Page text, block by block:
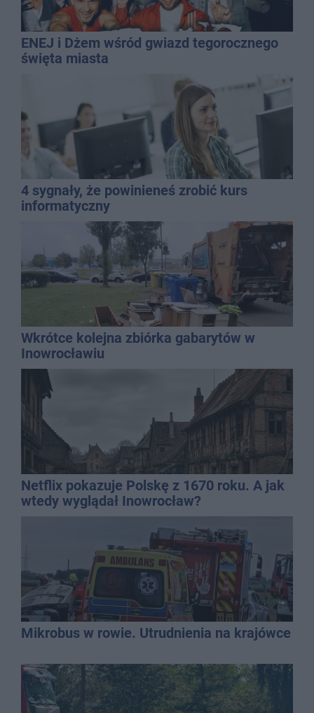
ENEJ i Dżem wśród gwiazd tegorocznego
święta miasta
4 sygnały, że powinieneś zrobić kurs
informatyczny
Wkrótce kolejna zbiórka gabarytów w
Inowrocławiu
Netflix pokazuje Polskę z 1670 roku. A jak
wtedy wyglądał Inowrocław?
Mikrobus w rowie. Utrudnienia na krajówce